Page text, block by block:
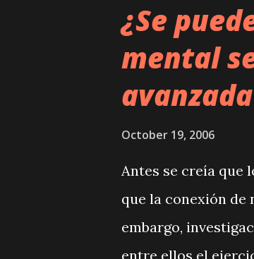
¿Se
mental
October 19, 2006
Antes se creía que
que la conexión de
embargo,
entre ellos el